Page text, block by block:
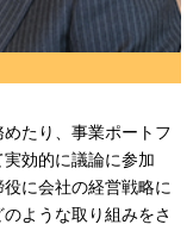
たり、事業ポートフ
効的に議論に参加
に会社の経営戦略に
ような取り組みをさ